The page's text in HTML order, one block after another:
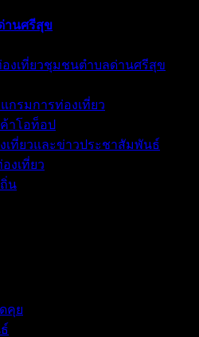
านศรีสุข
งเที่ยวชุมชนตำบลด่านศรีสุข
กรมการท่องเที่ยว
าโอท็อป
เที่ยวและข่าวประชาสัมพันธ์
งเที่ยว
น
คุย